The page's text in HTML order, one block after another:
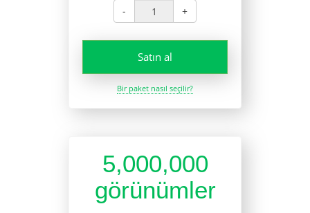
- +
Satın al
Bir paket nasıl seçilir?
5,000,000
görünümler